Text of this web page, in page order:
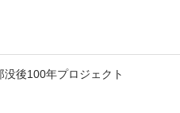
没後100年プロジェクト